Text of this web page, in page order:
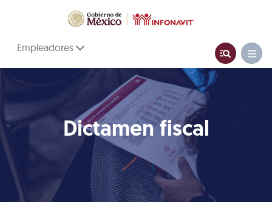
Empleadores
Dictamen fiscal